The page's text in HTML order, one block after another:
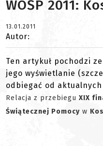
WOŚP 2011:
13.01.2011
Autor:
Ten artykuł pochodzi
jego wyświetlanie
odbiegać od
Relacja z przebiegu XIX
Świątecznej Pomocy w